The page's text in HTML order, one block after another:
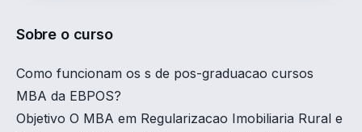
Sobre o curso
Como funcionam os s de pos-graduacao cursos
MBA da EBPOS?
Objetivo O MBA em Regularizacao Imobiliaria Rural e